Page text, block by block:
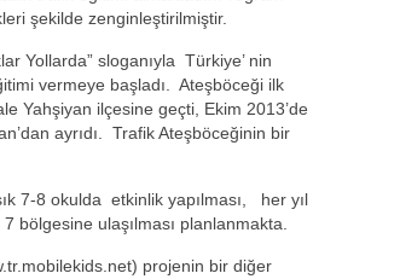
şekilde zenginleştirilmiştir.
Yollarda” sloganıyla Türkiye’ nin
vermeye başladı. Ateşböceği ilk
Yahşiyan ilçesine geçti, Ekim 2013’de
ayrıdı. Trafik Ateşböceğinin bir
7-8 okulda etkinlik yapılması, her yıl
bölgesine ulaşılması planlanmakta.
projenin bir diğer